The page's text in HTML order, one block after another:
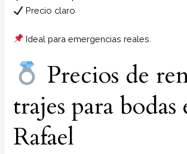
Precio claro
Ideal para emergencias reales.
Precios de
trajes para bodas
Rafael